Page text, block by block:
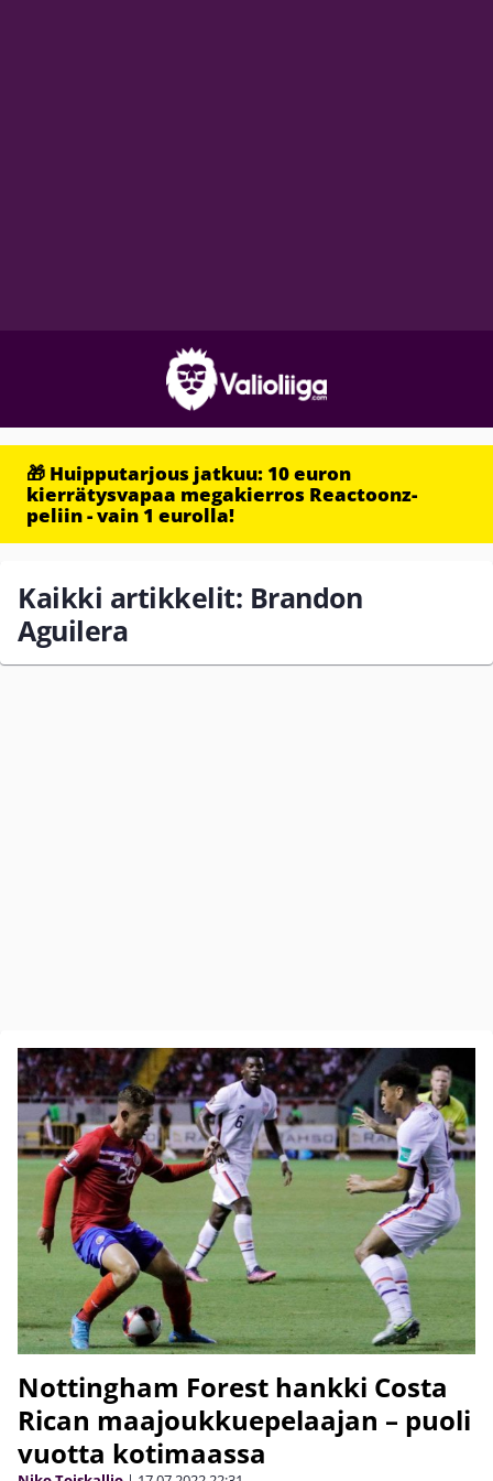
🎁 Huipputarjous jatkuu: 10 euron
kierrätysvapaa megakierros Reactoonz-
peliin - vain 1 eurolla!
Kaikki artikkelit: Brandon
Aguilera
Nottingham Forest hankki Costa
Rican maajoukkuepelaajan – puoli
vuotta kotimaassa